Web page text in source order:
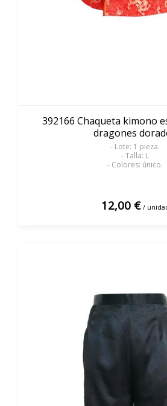
392166 Chaqueta kimono
dragones
- Lote: 1 pieza.
- Talla: L
- Colores: único.
12,00 € /